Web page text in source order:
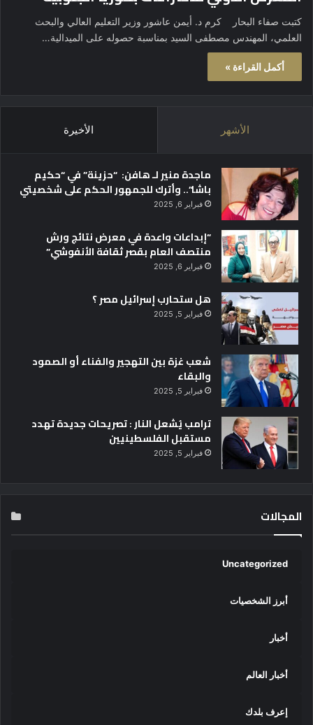
كتبت صفاء البحار كرم د. أيمن عاشور وزير التعليم العالي والبحث
العلمي، المهندس مصطفى السيد بمناسبة حصوله على الميدالية…
أكمل القراءة »
الأشهر الأخيرة
ماجدة منير لـ هافن: “حزينة” في “حكيم
باشا”.. وأترك للجمهور الحكم على شخصيتي
فبراير 6, 2025
“إبداعات واعدة في معرض نتائج ورش
منتصف العام بقصر ثقافة الأنفوشي”
فبراير 6, 2025
هل ستحارب إسرائيل مصر ؟
فبراير 5, 2025
شعب غزة بين التهجير والفناء أو الصمود
والبقاء
فبراير 5, 2025
ترامب يُشعل النار : تصريحات جديدة تهدد
مستقبل الفلسطينيين
فبراير 5, 2025
المجالات
Uncategorized
أبرز الشخصيات
أخبار
أخبار العالم
إعرف بلدك